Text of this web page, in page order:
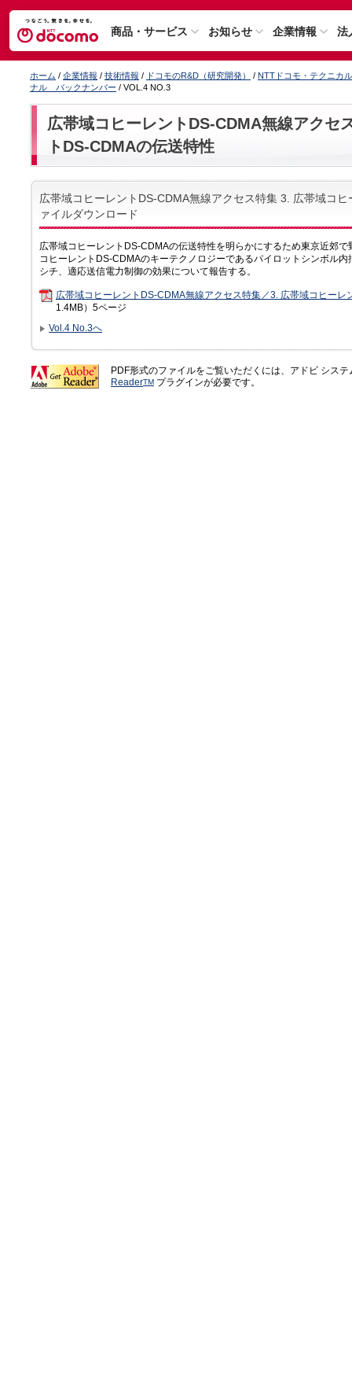
商品・サービス お知らせ 企業情報 法
ホーム / 企業情報 / 技術情報 / ドコモのR&D（研究開発） / NTTドコモ・テクニカ
ナル バックナンバー / VOL.4 NO.3
広帯域コヒーレントDS-CDMA無線アクセ
トDS-CDMAの伝送特性
広帯域コヒーレントDS-CDMA無線アクセス特集 3. 広帯域コ
ァイルダウンロード
広帯域コヒーレントDS‐CDMAの伝送特性を明らかにするため東京近郊
コヒーレントDS‐CDMAのキーテクノロジーであるパイロットシンボル
シチ、適応送信電力制御の効果について報告する。
広帯域コヒーレントDS-CDMA無線アクセス特集／3. 広帯域コヒーレ
1.4MB）5ページ
Vol.4 No.3へ
PDF形式のファイルをご覧いただくには、アドビ シス
ReaderTM プラグインが必要です。